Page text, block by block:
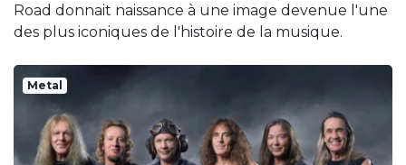
Road donnait naissance à une image devenue l'une
des plus iconiques de l'histoire de la musique.
Metal